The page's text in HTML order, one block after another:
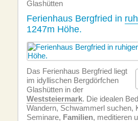
Glashütten
Ferienhaus Bergfried in
1247m Höhe.
Das Ferienhaus Bergfried liegt
im idyllischen Bergdörfchen
Glashütten in der
Weststeiermark. Die idealen
Wandern, Schwammerl suchen,
Seminare, Familien, meditieren